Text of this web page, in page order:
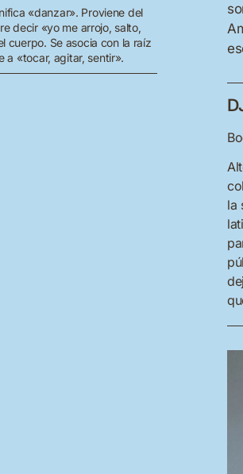
«danzar». Proviene del
decir «yo me arrojo, salto,
cuerpo. Se asocia con la raíz
a «tocar, agitar, sentir».
la